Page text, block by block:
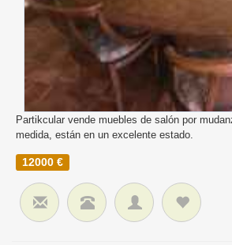
Partikcular vende muebles de salón por
medida, están en un excelente estado.
12000 €